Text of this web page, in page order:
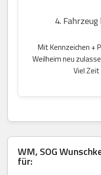
4.
Mit Kennzeichen +
Weilheim neu
Viel Zeit
WM, SOG
für: